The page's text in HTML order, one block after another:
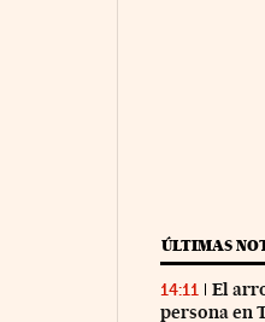
ÚLTIMAS
14:11
El
persona en